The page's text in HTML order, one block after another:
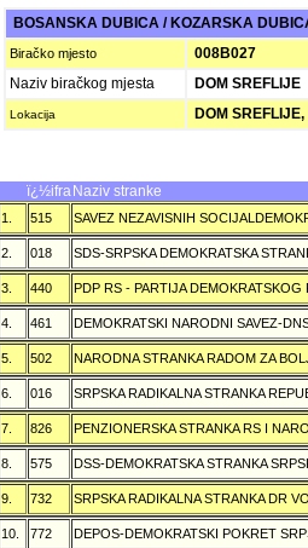
BOSANSKA DUBICA / KOZARSKA
Biračko mjesto
008B027
Naziv biračkog mjesta
DOM SREFLIJE
Lokacija DOM
ï¿½ifra Naziv stranke
1. 515 SAVEZ NEZAVISNIH
2. 018 SDS-SRPSKA DEMOKRATSKA
3. 440 PDP RS - PARTIJA
4. 461 DEMOKRATSKI NARODNI SAVEZ-
5. 502 NARODNA STRANKA RADOM ZA
6. 016 SRPSKA RADIKALNA STRANKA
7. 826 PENZIONERSKA STRANKA RS I
8. 575 DSS-DEMOKRATSKA STRANKA
9. 732 SRPSKA RADIKALNA STRANKA DR
10. 772 DEPOS-DEMOKRATSKI POKRET